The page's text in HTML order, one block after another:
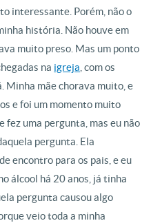
interessante. Porém, não o
história. Não houve em
muito preso. Mas um ponto
na igreja , com os
Minha mãe chorava muito, e
e foi um momento muito
fez uma pergunta, mas eu não
pergunta. Ela
encontro para os pais, e eu
álcool há 20 anos, já tinha
pergunta causou algo
veio toda a minha